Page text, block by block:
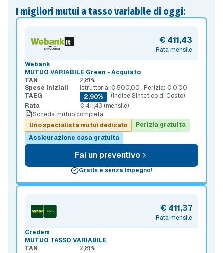
I migliori mutui a tasso variabile di oggi:
Rata mensile
€ 411,43
Webank
MUTUO VARIABILE Green - Acquisto
TAN
2,81%
Spese iniziali
Istruttoria: € 500,00
Perizia: € 0,00
TAEG
2,90%
(Indice Sintetico di Costo)
Rata
€ 411,43 (mensile)
Scheda mutuo completa
Uno specialista mutui dedicato
Perizia gratuita
Assicurazione casa gratuita
Fai un preventivo
Gratis e senza impegno!
Rata mensile
€ 411,37
Credem
MUTUO TASSO VARIABILE
TAN
2,81%